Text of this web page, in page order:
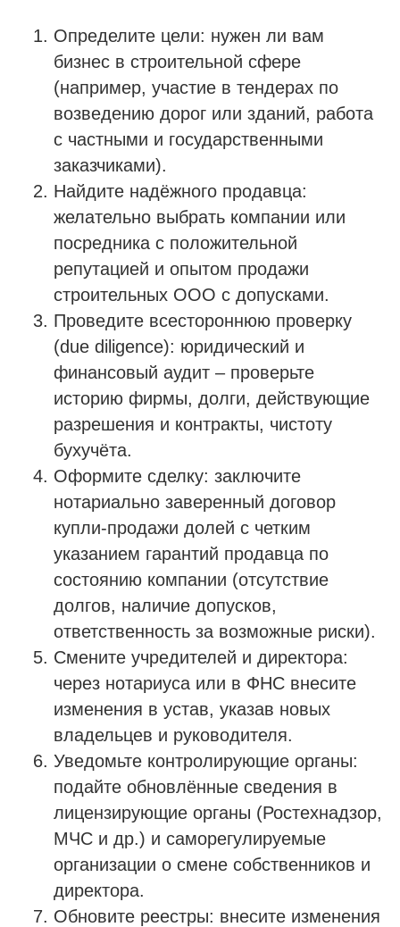
Определите цели: нужен ли вам
бизнес в строительной сфере
(например, участие в тендерах по
возведению дорог или зданий, работа
с частными и государственными
заказчиками).
Найдите надёжного продавца:
желательно выбрать компании или
посредника с положительной
репутацией и опытом продажи
строительных ООО с допусками.
Проведите всестороннюю проверку
(due diligence): юридический и
финансовый аудит – проверьте
историю фирмы, долги, действующие
разрешения и контракты, чистоту
бухучёта.
Оформите сделку: заключите
нотариально заверенный договор
купли-продажи долей с четким
указанием гарантий продавца по
состоянию компании (отсутствие
долгов, наличие допусков,
ответственность за возможные риски).
Смените учредителей и директора:
через нотариуса или в ФНС внесите
изменения в устав, указав новых
владельцев и руководителя.
Уведомьте контролирующие органы:
подайте обновлённые сведения в
лицензирующие органы (Ростехнадзор,
МЧС и др.) и саморегулируемые
организации о смене собственников и
директора.
Обновите реестры: внесите изменения